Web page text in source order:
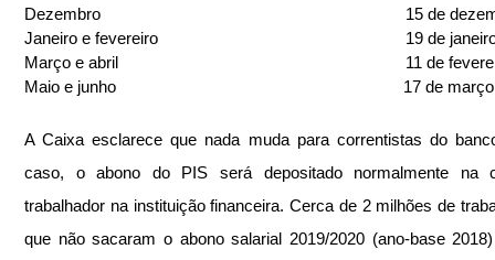
Dezembro                                                                     15 de
Janeiro e fevereiro                                                        19 de
Março e abril                                                                 11 de
Maio e junho                                                                 17 de março
A Caixa esclarece que nada muda para correntistas do
caso, o abono do PIS será depositado normalmente na
trabalhador na instituição financeira. Cerca de 2 milhões de
que não sacaram o abono salarial 2019/2020 (ano-base